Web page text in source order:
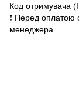
Код отримувача
❗️ Перед оплатою
менеджера.